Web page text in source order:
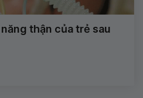
thận của trẻ sau